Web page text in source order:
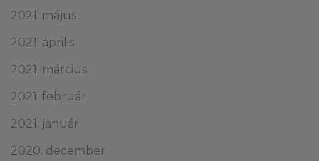
2021. május
2021. április
2021. március
2021. február
2021. január
2020. december